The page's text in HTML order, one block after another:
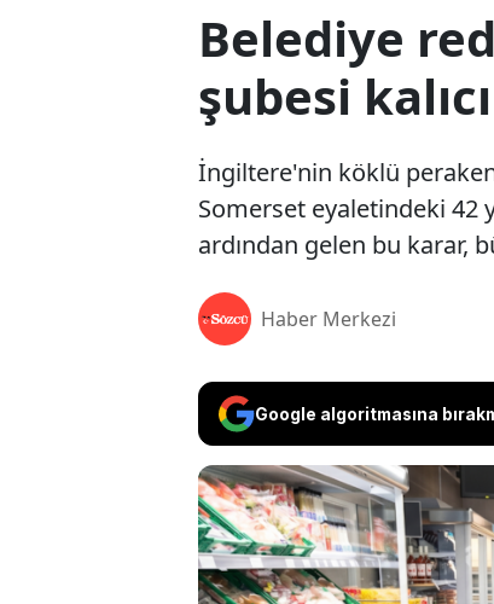
Belediye
şubesi
İngiltere'nin köklü
Somerset eyaletindeki 42
ardından gelen bu karar,
Haber Merkezi
Google algoritmasına